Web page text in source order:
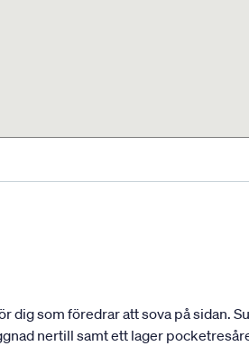
dig som föredrar att sova på sidan.
nertill samt ett lager